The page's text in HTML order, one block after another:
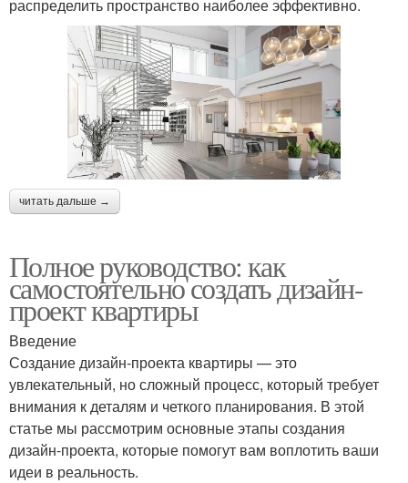
распределить пространство наиболее эффективно.
читать дальше →
Полное руководство: как
самостоятельно создать дизайн-
проект квартиры
Введение
Создание дизайн-проекта квартиры — это
увлекательный, но сложный процесс, который требует
внимания к деталям и четкого планирования. В этой
статье мы рассмотрим основные этапы создания
дизайн-проекта, которые помогут вам воплотить ваши
идеи в реальность.